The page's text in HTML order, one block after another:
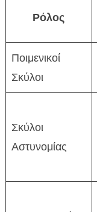
Ρόλος
Ποιμενικοί
Σκύλοι
Σκύλοι
Αστυνομίας